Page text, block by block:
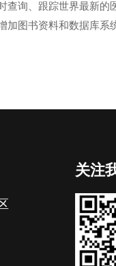
查询、跟踪世界最新的
图书资料和数据库系
关注